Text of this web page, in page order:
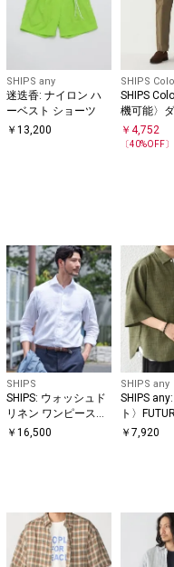
SHIPS any
迷迭香: ナイロン ハ
ーベスト ショーツ
￥ 13,200
SHIPS
SHIPS
機可能〉
水(R) パ
アップ対
￥4,752
〔40%OFF〕
SHIPS
SHIPS: ウォッシュド
リネン ワンピースカ
ラー ソリッド シャツ
￥ 16,500
SHIPS any
SHIPS
ト〉
ANVAS
￥7,920